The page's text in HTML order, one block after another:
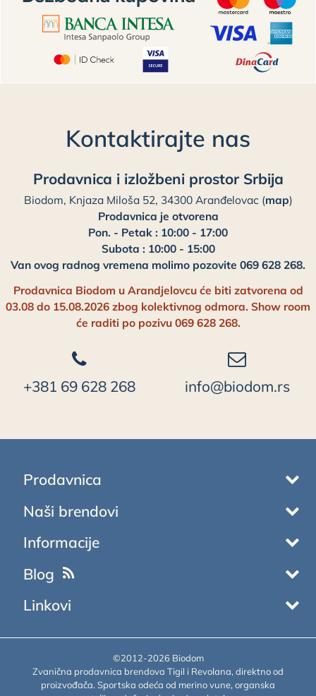
Kontaktirajte nas
Prodavnica i izložbeni prostor Srbija
Biodom, Knjaza Miloša 52, 34300 Aranđelovac (map)
Prodavnica je otvorena
Pon. - Petak : 10:00 - 17:00
Subota : 10:00 - 15:00
Van ovog radnog vremena molimo pozovite 069 628 268.
Prodavnica Biodom u Arandjelovcu će biti zatvorena od
03.08 do 15.08.2026 zbog kolektivnog odmora. Show room
će raditi po pozivu 069 628 268.
+381 69 628 268 info@biodom.rs
Prodavnica
Naši brendovi
Informacije
Blog
Linkovi
©2012-2026 Biodom
Zvanična prodavnica brendova Tigil i Revolana, direktno od
proizvođača. Sportska odeća od merino vune, organska